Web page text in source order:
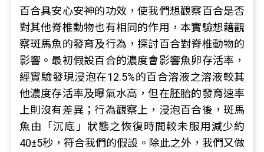
百合具安心安神的功效，使我們想觀察百合是否
對其他脊椎動物也有相同的作用，本實驗想藉觀
察斑馬魚的發育及行為，探討百合對脊椎動物的
影響。最初假設百合的濃度會影響魚卵存活率，
經實驗發現浸泡在12.5%的百合溶液之溶液較其
他濃度存活率及曝氣水高，但在胚胎的發育速率
上則沒有差異；行為觀察上，浸泡百合後，斑馬
魚由「沉底」狀態之恢復時間較未服用減少約
40±5秒，符合我們的假設。除此之外，我們又做